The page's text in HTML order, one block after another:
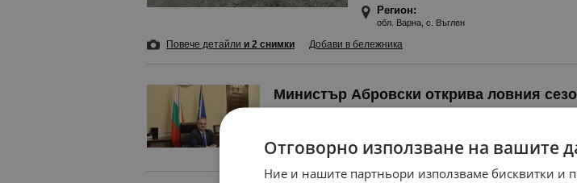
Регион:
обл. Варна, с. Въглен
Повече детайли и 2 снимки Добави в бележника
Министър Абровски открива ловния
Отговорно използване на вашите
Ние и нашите партньори използваме бисквитки и